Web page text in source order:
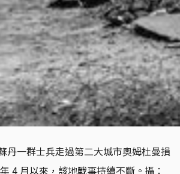
丹一群士兵走過第二大城市奧姆杜曼損
4 月以來，該地戰事持續不斷。攝：